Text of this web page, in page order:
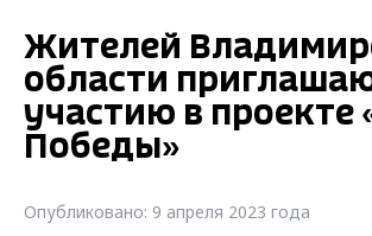
Жителей
области
участию в проекте
Победы»
Опубликовано: 9 апреля 2023 года